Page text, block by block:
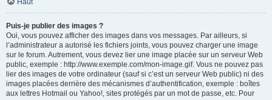
Haut
Puis-je publier des images ?
Oui, vous pouvez afficher des images dans vos messages. Par ailleurs, si
l’administrateur a autorisé les fichiers joints, vous pouvez charger une image
sur le forum. Autrement, vous devez lier une image placée sur un serveur Web
public, exemple : http://www.exemple.com/mon-image.gif. Vous ne pouvez pas
lier des images de votre ordinateur (sauf si c’est un serveur Web public) ni des
images placées derrière des mécanismes d’authentification, exemple : boîtes
aux lettres Hotmail ou Yahoo!, sites protégés par un mot de passe, etc. Pour